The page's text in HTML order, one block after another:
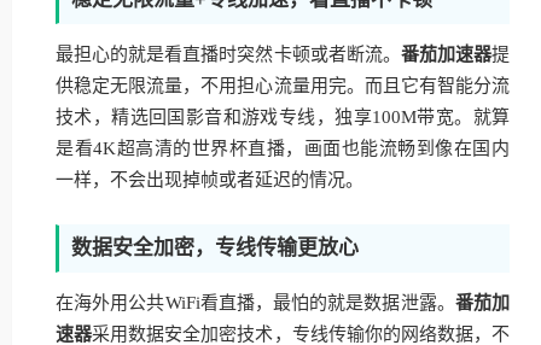
最担心的就是看直播时突然卡顿或者断流。 番茄加速器提
供稳定无限流量，不用担心流量用完。而且它有智能分流
技术，精选回国影音和游戏专线，独享100M带宽。就算
是看4K超高清的世界杯直播，画面也能流畅到像在国内
一样，不会出现掉帧或者延迟的情况。
数据安全加密，专线传输更放心
在海外用公共WiFi看直播，最怕的就是数据泄露。 番茄加
速器采用数据安全加密技术，专线传输你的网络数据，不